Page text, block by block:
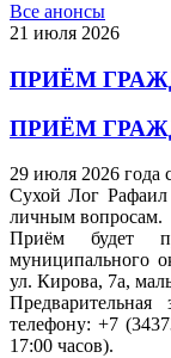
Все анонсы
21 июля 2026
ПРИЁМ
ПРИЁМ
29 июля 2026 года
Сухой Лог
личным вопросам.
Приём будет
муниципального
ул. Кирова, 7а,
телефону: +7
17:00 часов).